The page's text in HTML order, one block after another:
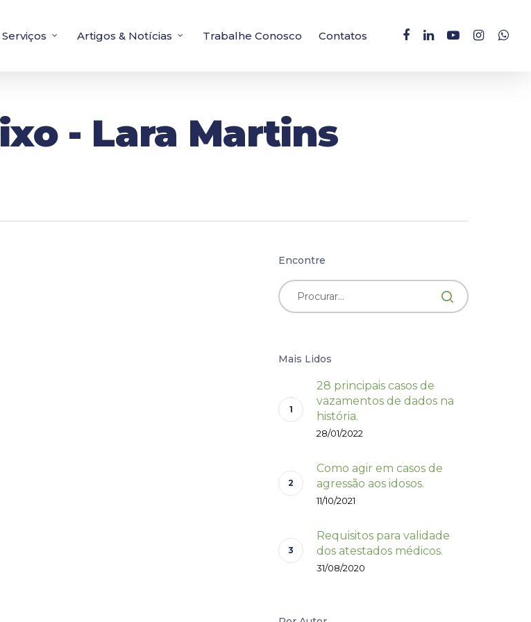
Serviços Artigos & Notícias Trabalhe Conosco Contatos facebooklinkedinyoutubeinstagram
- Lara Martins
Encontre
Mais Lidos
28 principais casos de
vazamentos de dados na
história.
28/01/2022
Como agir em casos de
agressão aos idosos.
11/10/2021
Requisitos para validade
dos atestados médicos.
31/08/2020